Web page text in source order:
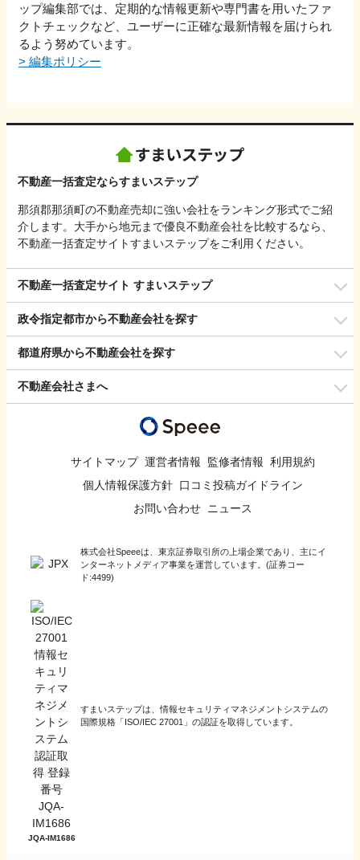
ップ編集部では、定期的な情報更新や専門書を用いたファ
クトチェックなど、ユーザーに正確な最新情報を届けられ
るよう努めています。
> 編集ポリシー
不動産一括査定ならすまいステップ
那須郡那須町の不動産売却に強い会社をランキング形式でご紹
介します。大手から地元まで優良不動産会社を比較するなら、
不動産一括査定サイトすまいステップをご利用ください。
不動産一括査定サイト すまいステップ
政令指定都市から不動産会社を探す
都道府県から不動産会社を探す
不動産会社さまへ
サイトマップ 運営者情報 監修者情報 利用規約
個人情報保護方針 口コミ投稿ガイドライン
お問い合わせ ニュース
株式会社Speeeは、東京証券取引所の上場企業であり、主にイ
ンターネットメディア事業を運営しています。(証券コー
ド:4499)
JQA-IM1686
すまいステップは、情報セキュリティマネジメントシステムの
国際規格「ISO/IEC 27001」の認証を取得しています。